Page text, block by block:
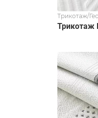
Трикотаж/
Трикотаж